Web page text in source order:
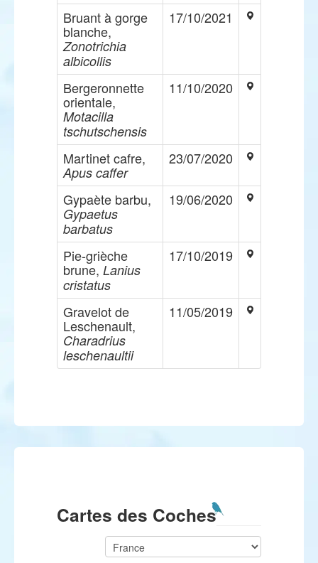
Bruant à gorge
blanche,
Zonotrichia
albicollis
17/10/2021
Bergeronnette
orientale,
Motacilla
tschutschensis
11/10/2020
Martinet cafre,
Apus caffer
23/07/2020
Gypaète barbu,
Gypaetus
barbatus
19/06/2020
Pie-grièche
brune, Lanius
cristatus
17/10/2019
Gravelot de
Leschenault,
Charadrius
leschenaultii
11/05/2019
Cartes des Coches